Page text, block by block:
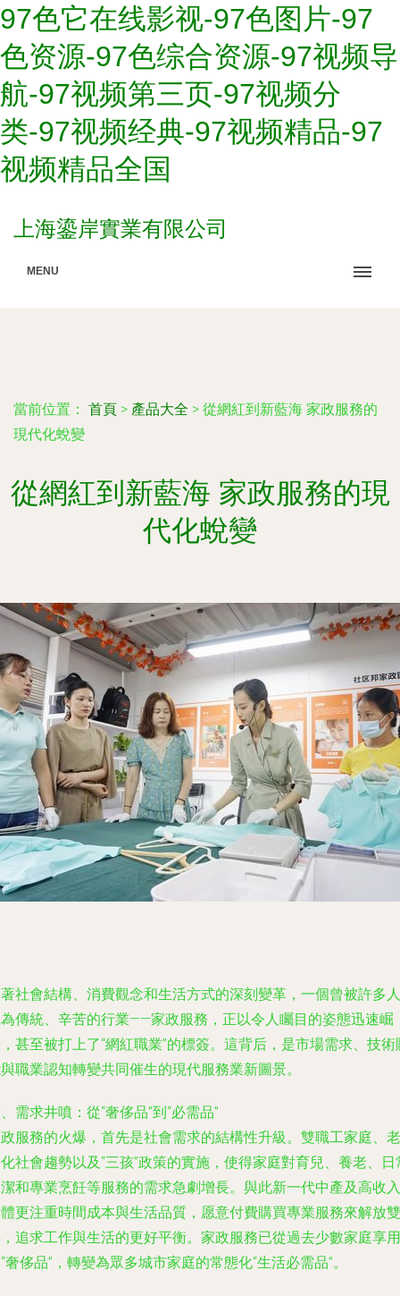
97色它在线影视-97色图片-97
色资源-97色综合资源-97视频导
航-97视频第三页-97视频分
类-97视频经典-97视频精品-97
视频精品全国
上海鎏岸實業有限公司
MENU
當前位置： 首頁 > 產品大全 > 從網紅到新藍海 家政服務的
現代化蛻變
從網紅到新藍海 家政服務的現
代化蛻變
社會結構、消費觀念和生活方式的深刻變革，一個曾被許多人
傳統、辛苦的行業——家政服務，正以令人矚目的姿態迅速崛
甚至被打上了“網紅職業”的標簽。這背后，是市場需求、技術
職業認知轉變共同催生的現代服務業新圖景。
需求井噴：從“奢侈品”到“必需品”
服務的火爆，首先是社會需求的結構性升級。雙職工家庭、老
社會趨勢以及“三孩”政策的實施，使得家庭對育兒、養老、日
和專業烹飪等服務的需求急劇增長。與此新一代中產及高收入
更注重時間成本與生活品質，愿意付費購買專業服務來解放雙
追求工作與生活的更好平衡。家政服務已從過去少數家庭享用
奢侈品”，轉變為眾多城市家庭的常態化“生活必需品”。